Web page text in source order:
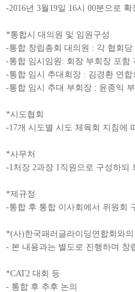
-2016년 3월19일 16시 00분으로 확
*통합시 대의원 및 임원구성
-통합 창립총회 대의원 : 각 협회당
-통합 임시임원: 회장 부회장 포함
-통합 임시 추대회장 : 김경환 연합
-통합 임시 추대 부회장 : 윤종익
*시도협회
-17개 시도별 시도 체육회 지침에
*사무처
-1처장 2과장 1직원으로 구성하되
*제규정
-통합 후 통합 이사회에서 위원회
*(사)한국패러글라이딩연합회와의
- 본 내용과는 별도로 진행하며 창
*CAT2 대회 등
- 통합 후 추후 논의